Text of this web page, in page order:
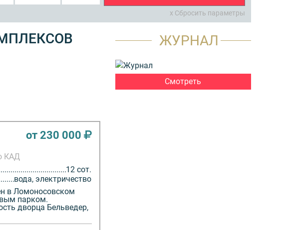
x Сбросить параметры
от 230 000
КАД
12 сот.
вода, электричество
в Ломоносовском
парком.
дворца Бельведер,
ЖУРНАЛ
Смотреть